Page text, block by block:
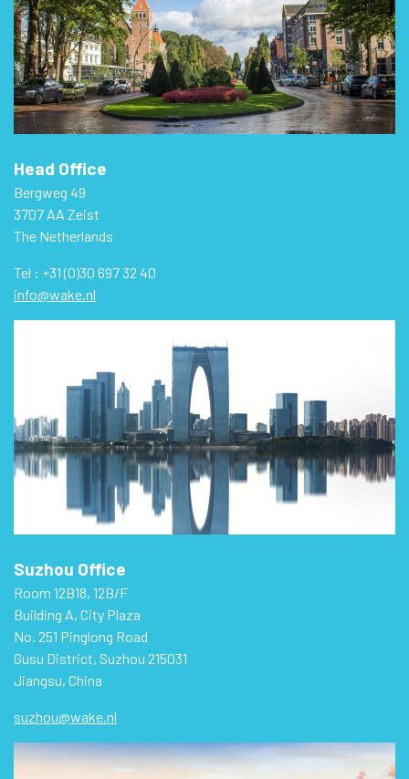
Head Office
Bergweg 49
3707 AA Zeist
The Netherlands
Tel : +31 (0)30 697 32 40
info@wake.nl
Suzhou Office
Room 12B18, 12B/F
Building A, City Plaza
No. 251 Pinglong Road
Gusu District, Suzhou 215031
Jiangsu, China
suzhou@wake.nl